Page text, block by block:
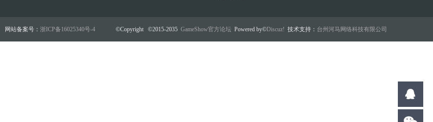
网站备案号： 浙ICP备16025340号-4 ©Copyright ©2015-2035 GameShow官方论坛 Powered by©Discuz! 技术支持： 台州河马网络科技有限公司